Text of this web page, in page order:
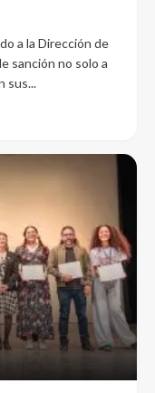
a la Dirección de
sanción no solo a
sus...